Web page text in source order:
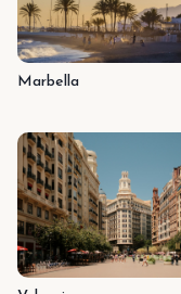
Marbella